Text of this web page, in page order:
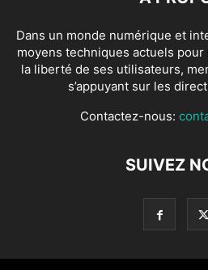
Dans un monde numérique et
moyens techniques actuels
la liberté de ses utilisateurs,
s’appuyant sur les
Contactez-nous:
SUIVEZ